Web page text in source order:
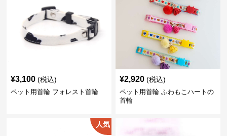
¥3,100 (税込)
ペット用首輪 フォレスト首輪
¥2,920 (税込)
ペット用首輪 ふわもこハートの
首輪
人気